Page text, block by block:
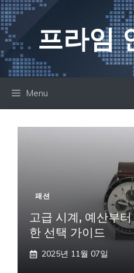
컨
텐
츠
로
건
프라임
Menu
패션
고급 시계, 예산부
한 선택 가이드
2025년 11월 07일